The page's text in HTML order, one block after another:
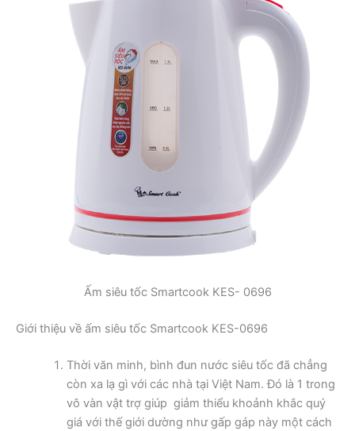
Ấm siêu tốc Smartcook KES- 0696
Giới thiệu về ấm siêu tốc Smartcook KES-0696
Thời văn minh, bình đun nước siêu tốc đã chẳng
còn xa lạ gì với các nhà tại Việt Nam. Đó là 1 trong
vô vàn vật trợ giúp giảm thiểu khoảnh khắc quý
giá với thế giới dường như gấp gáp này một cách